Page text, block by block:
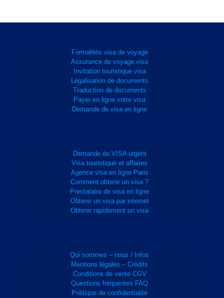
Formalités visa de voyage
Assurance de voyage visa
Invitation touristique visa
Légalisation de documents
Traduction de documents
Payer en ligne votre visa
Demande de visa en ligne
Demande de VISA urgent
Visa touristique et affaires
Agence visa en ligne Paris
Comment obtenir un visa ?
Prestataire de visa en ligne
Obtenir un visa par internet
Obtenir rapidement un visa
Qui sommes – nous / Infos
Mentions légales – Crédits
Conditions de vente CGV
Questions fréquentes FAQ
Politique de confidentialité